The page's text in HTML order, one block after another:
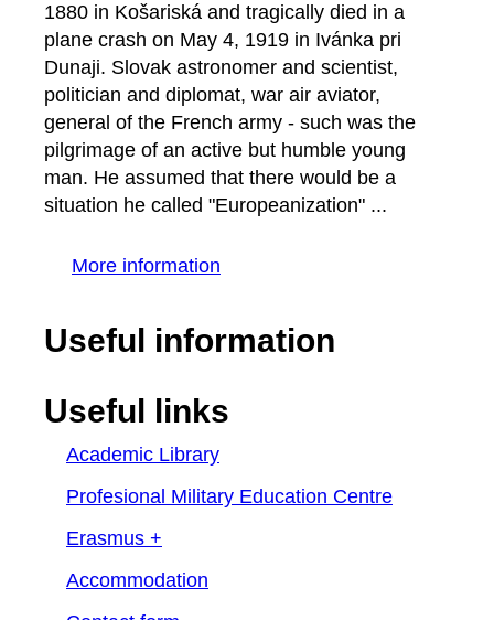
1880 in Košariská and tragically died in a
plane crash on May 4, 1919 in Ivánka pri
Dunaji. Slovak astronomer and scientist,
politician and diplomat, war air aviator,
general of the French army - such was the
pilgrimage of an active but humble young
man. He assumed that there would be a
situation he called "Europeanization" ...
More information
Useful information
Useful links
Academic Library
Profesional Military Education Centre
Erasmus +
Accommodation